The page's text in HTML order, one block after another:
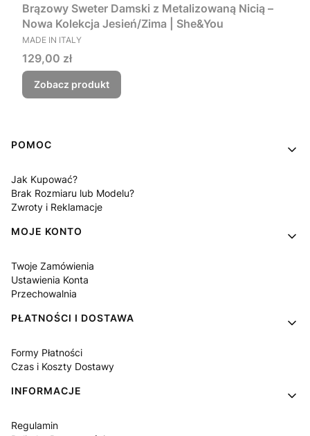
Brązowy Sweter Damski z Metalizowaną Nicią –
Nowa Kolekcja Jesień/Zima | She&You
PRODUCENT
MADE IN ITALY
Cena
129,00 zł
Zobacz produkt
Linki w stopce
POMOC
Jak Kupować?
Brak Rozmiaru lub Modelu?
Zwroty i Reklamacje
MOJE KONTO
Twoje Zamówienia
Ustawienia Konta
Przechowalnia
PŁATNOŚCI I DOSTAWA
Formy Płatności
Czas i Koszty Dostawy
INFORMACJE
Regulamin